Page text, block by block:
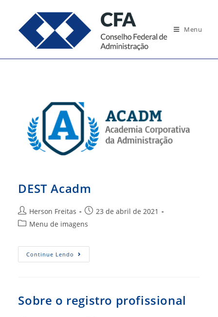
conteúdo
Menu
DEST Acadm
Autor
do
Herson Freitas
Post
publicado:
23 de abril de 2021
Categoria
Menu de imagens
Continue Lendo DEST
Acadm
Sobre o registro profissional